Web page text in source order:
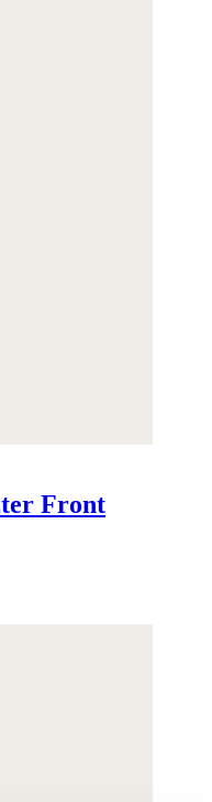
Front